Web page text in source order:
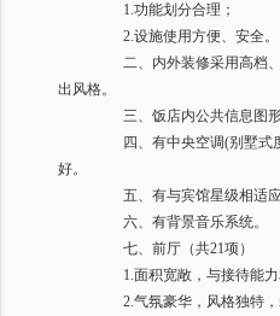
1.功能划分合理；
2.设施使用方便、安全。
二、内外装修采用高档
出风格。
三、饭店内公共信息图
四、有中央空调(别墅式
好。
五、有与宾馆星级相适
六、有背景音乐系统。
七、前厅（共21项）
1.面积宽敞，与接待能力
2.气氛豪华，风格独特